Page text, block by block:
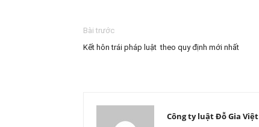
Bài trước
Kết hôn trái pháp luật theo quy định mới nhất
Công ty luật Đỗ Gia Việt